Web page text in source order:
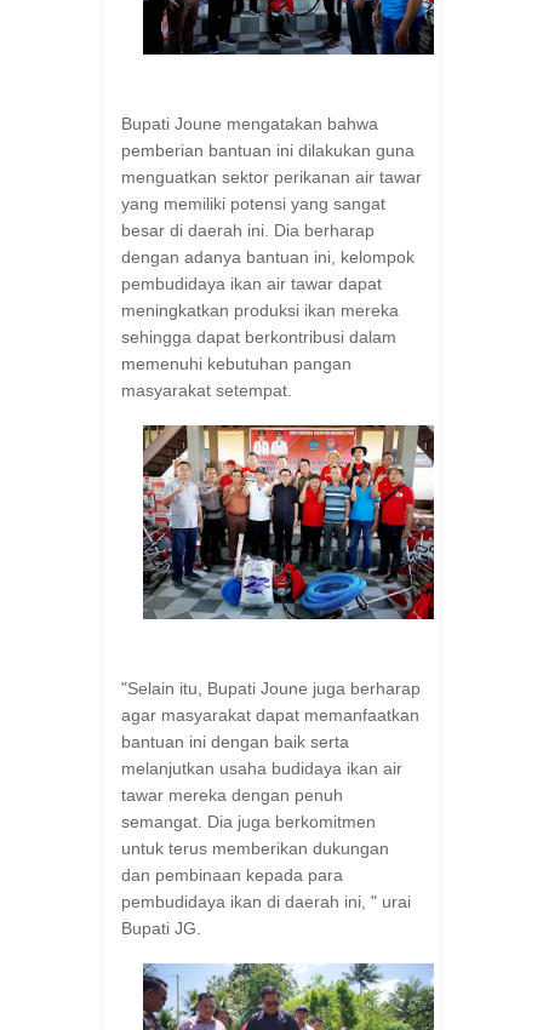
Bupati Joune mengatakan bahwa
pemberian bantuan ini dilakukan guna
menguatkan sektor perikanan air tawar
yang memiliki potensi yang sangat
besar di daerah ini. Dia berharap
dengan adanya bantuan ini, kelompok
pembudidaya ikan air tawar dapat
meningkatkan produksi ikan mereka
sehingga dapat berkontribusi dalam
memenuhi kebutuhan pangan
masyarakat setempat.
"Selain itu, Bupati Joune juga berharap
agar masyarakat dapat memanfaatkan
bantuan ini dengan baik serta
melanjutkan usaha budidaya ikan air
tawar mereka dengan penuh
semangat. Dia juga berkomitmen
untuk terus memberikan dukungan
dan pembinaan kepada para
pembudidaya ikan di daerah ini, " urai
Bupati JG.